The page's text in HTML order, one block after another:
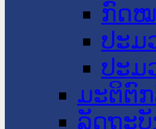
ກົດ
ປະມ
ປະມ
ມະຕິຕົກ
ລັດຖະ